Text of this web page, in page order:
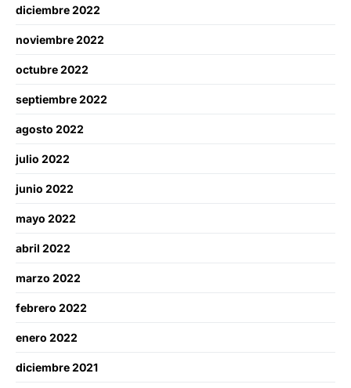
diciembre 2022
noviembre 2022
octubre 2022
septiembre 2022
agosto 2022
julio 2022
junio 2022
mayo 2022
abril 2022
marzo 2022
febrero 2022
enero 2022
diciembre 2021